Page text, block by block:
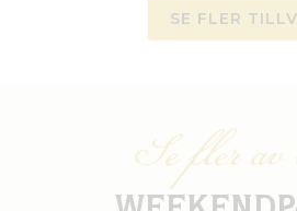
SE FLER
Se fler av